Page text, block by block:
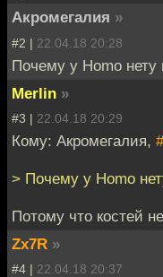
Акромегалия »
#2 | 22.04.18 20:28
Почему у Homo нету
Merlin »
#3 | 22.04.18 20:29
Кому: Акромегалия,
> Почему у Homo
Потому что костей
Zx7R »
#4 | 22.04.18 20:37